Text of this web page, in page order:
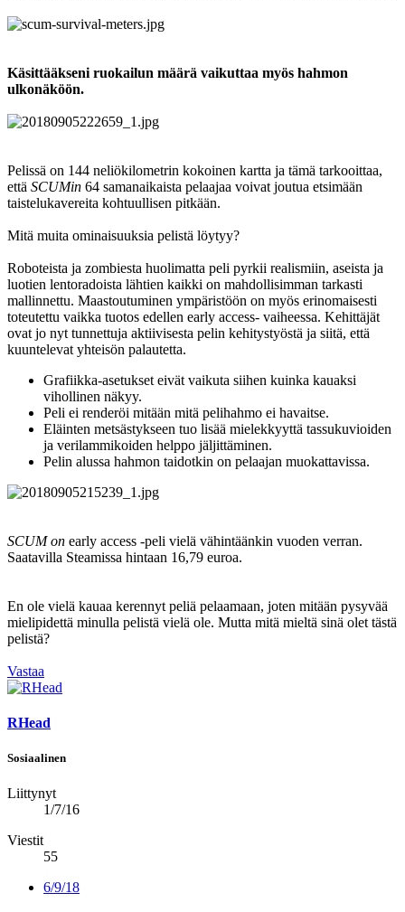
Käsittääkseni ruokailun määrä vaikuttaa myös hahmon
ulkonäköön.
Pelissä on 144 neliökilometrin kokoinen kartta ja tämä tarkooittaa,
että SCUMin 64 samanaikaista pelaajaa voivat joutua etsimään
taistelukavereita kohtuullisen pitkään.
Mitä muita ominaisuuksia pelistä löytyy?
Roboteista ja zombiesta huolimatta peli pyrkii realismiin, aseista ja
luotien lentoradoista lähtien kaikki on mahdollisimman tarkasti
mallinnettu. Maastoutuminen ympäristöön on myös erinomaisesti
toteutettu vaikka tuotos edellen early access- vaiheessa. Kehittäjät
ovat jo nyt tunnettuja aktiivisesta pelin kehitystyöstä ja siitä, että
kuuntelevat yhteisön palautetta.
Grafiikka-asetukset eivät vaikuta siihen kuinka kauaksi
vihollinen näkyy.
Peli ei renderöi mitään mitä pelihahmo ei havaitse.
Eläinten metsästykseen tuo lisää mielekkyyttä tassukuvioiden
ja verilammikoiden helppo jäljittäminen.
Pelin alussa hahmon taidotkin on pelaajan muokattavissa.
SCUM on early access -peli vielä vähintäänkin vuoden verran.
Saatavilla Steamissa hintaan 16,79 euroa.
En ole vielä kauaa kerennyt peliä pelaamaan, joten mitään pysyvää
mielipidettä minulla pelistä vielä ole. Mutta mitä mieltä sinä olet tästä
pelistä?
Vastaa
RHead
Sosiaalinen
Liittynyt
1/7/16
Viestit
55
6/9/18